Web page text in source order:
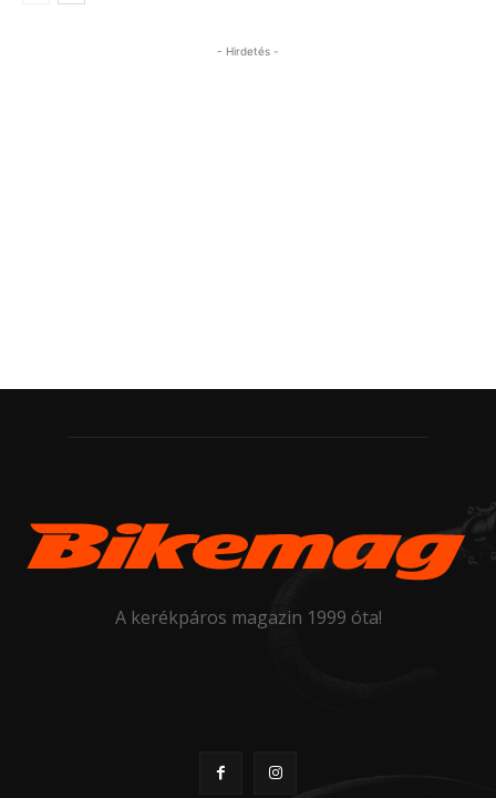
- Hirdetés -
A kerékpáros magazin 1999 óta!